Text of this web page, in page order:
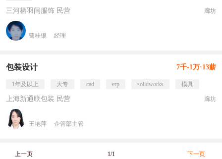
三河栖羽间服饰 民营 廊坊
曹桂银 经理
包装设计 7千-1万·13薪
1年及以上 大专 cad erp solidworks 模具
上海新通联包装 民营 廊坊
王艳萍 企管部主管
上一页 1/1 下一页